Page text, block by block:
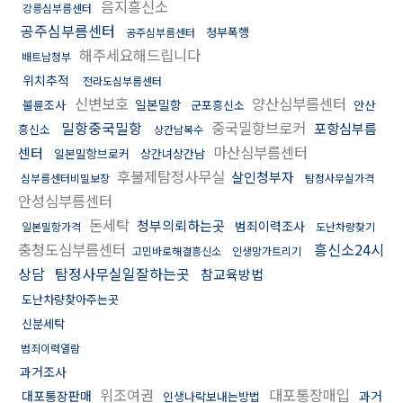
강릉심부름센터
음지흥신소
공주심부름센터
공주심부름센터 청부폭행
배트남청부 해주세요해드립니다
위치추적 전라도심부름센터
불륜조사 신변보호 일본밀항 군포흥신소 양산심부름센터 안산
흥신소
밀항중국밀항 상간남복수 중국밀항브로커 포항심부름
센터
일본밀항브로커 상간녀상간남 마산심부름센터
심부름센터비밀보장 후불제탐정사무실 살인청부자 탐정사무실가격
안성심부름센터
일본밀항가격 돈세탁 청부의뢰하는곳 범죄이력조사 도난차량찾기
충청도심부름센터 고민바로해결흥신소 인생망가트리기
흥신소24시
상담 탐정사무실일잘하는곳 참교육방법
도난차량찾아주는곳
신분세탁
범죄이력열람
과거조사
대포통장판매 위조여권 인생나락보내는방법 대포통장매입 과거